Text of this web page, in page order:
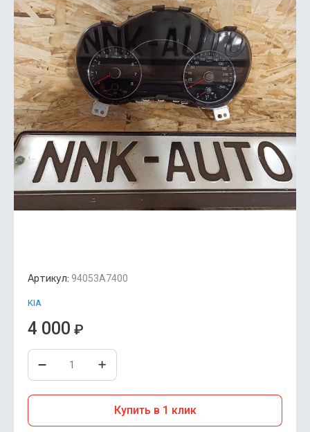
Артикул: 94053A7400
KIA
4 000 ₽
Купить в 1 клик